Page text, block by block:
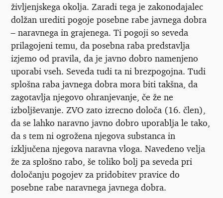
življenjskega okolja. Zaradi tega je zakonodajalec
dolžan urediti pogoje posebne rabe javnega dobra
– naravnega in grajenega. Ti pogoji so seveda
prilagojeni temu, da posebna raba predstavlja
izjemo od pravila, da je javno dobro namenjeno
uporabi vseh. Seveda tudi ta ni brezpogojna. Tudi
splošna raba javnega dobra mora biti takšna, da
zagotavlja njegovo ohranjevanje, če že ne
izboljševanje. ZVO zato izrecno določa (16. člen),
da se lahko naravno javno dobro uporablja le tako,
da s tem ni ogrožena njegova substanca in
izključena njegova naravna vloga. Navedeno velja
že za splošno rabo, še toliko bolj pa seveda pri
določanju pogojev za pridobitev pravice do
posebne rabe naravnega javnega dobra.